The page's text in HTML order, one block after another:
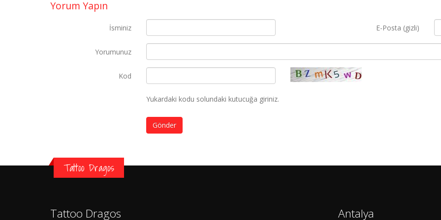
Yorum Yapın
İsminiz E-Posta (gizli)
Yorumunuz
Kod
Yukardaki kodu solundaki kutucuğa giriniz.
Gönder
Tattoo Dragos
Tattoo Dragos Antalya